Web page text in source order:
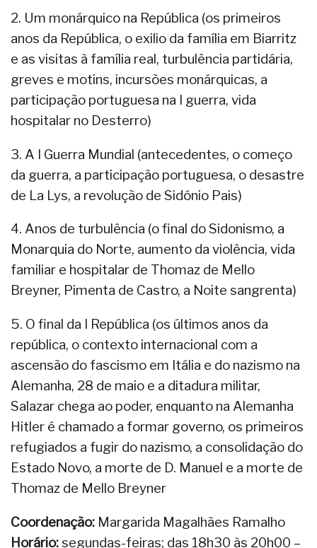
2. Um monárquico na República (os primeiros
anos da República, o exilio da família em Biarritz
e as visitas à família real, turbulência partidária,
greves e motins, incursões monárquicas, a
participação portuguesa na I guerra, vida
hospitalar no Desterro)
3. A I Guerra Mundial (antecedentes, o começo
da guerra, a participação portuguesa, o desastre
de La Lys, a revolução de Sidónio Pais)
4. Anos de turbulência (o final do Sidonismo, a
Monarquia do Norte, aumento da violência, vida
familiar e hospitalar de Thomaz de Mello
Breyner, Pimenta de Castro, a Noite sangrenta)
5. O final da I República (os últimos anos da
república, o contexto internacional com a
ascensão do fascismo em Itália e do nazismo na
Alemanha, 28 de maio e a ditadura militar,
Salazar chega ao poder, enquanto na Alemanha
Hitler é chamado a formar governo, os primeiros
refugiados a fugir do nazismo, a consolidação do
Estado Novo, a morte de D. Manuel e a morte de
Thomaz de Mello Breyner
Coordenação: Margarida Magalhães Ramalho
Horário:segundas-feiras; das 18h30 às 20h00 –